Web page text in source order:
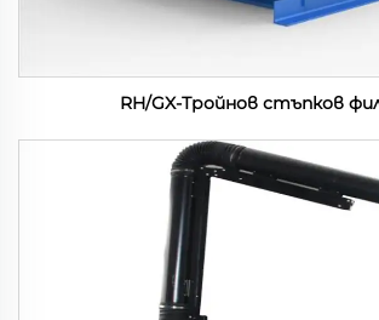
RH/GX-Тройнов стъпков